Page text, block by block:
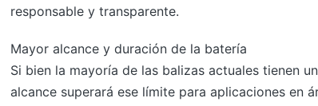
responsable y transparente.
Mayor alcance y duración de la batería
Si bien la mayoría de las balizas actuales tienen
alcance superará ese límite para aplicaciones en